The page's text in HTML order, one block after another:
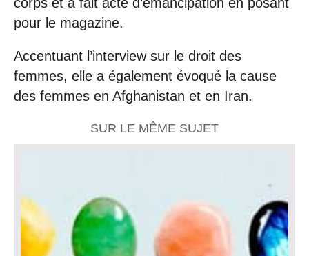
pour le magazine.
Accentuant l’interview sur le droit des
femmes, elle a également évoqué la cause
des femmes en Afghanistan et en Iran.
SUR LE MÊME SUJET